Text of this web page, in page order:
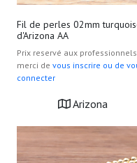
Fil de perles 02mm
d'Arizona AA
Prix reservé aux
merci de vous inscrire ou de
connecter
Arizona